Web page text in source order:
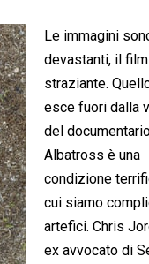
Le immagini
devastanti, il film
straziante.
esce fuori dalla
del
Albatross è una
condizione
cui siamo
artefici. Chris
ex avvocato di